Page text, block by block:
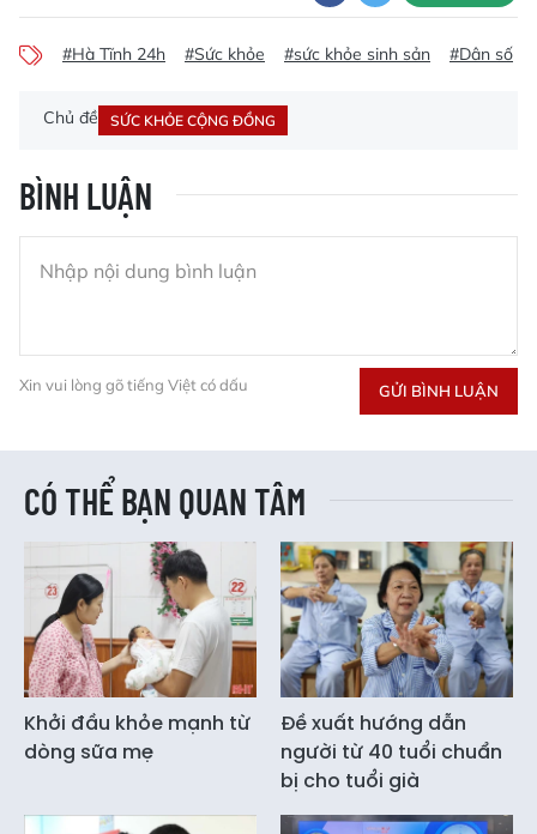
#Hà Tĩnh 24h #Sức khỏe #sức khỏe sinh sản #Dân số
Chủ đề SỨC KHỎE CỘNG ĐỒNG
BÌNH LUẬN
Xin vui lòng gõ tiếng Việt có dấu GỬI BÌNH LUẬN
CÓ THỂ BẠN QUAN TÂM
Khởi đầu khỏe mạnh từ
dòng sữa mẹ
Đề xuất hướng dẫn
người từ 40 tuổi chuẩn
bị cho tuổi già